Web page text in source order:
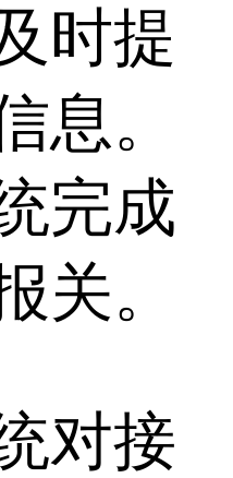
时提
息。
完成
关。
接